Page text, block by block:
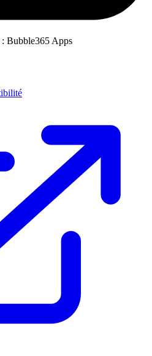
Bubble365 Apps